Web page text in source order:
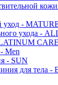
уход -
ухода -
CARE
Men
- SUN
для тела -